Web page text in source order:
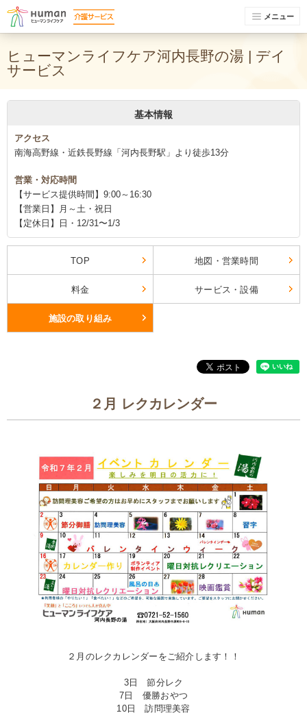
メニュー
ヒューマンライフケア河内長野の湯 | デイ
サービス
基本情報
アクセス
南海高野線・近鉄長野線「河内長野駅」より徒歩13分
営業・対応時間
【サービス提供時間】9:00～16:30
【営業日】月～土・祝日
【定休日】日・12/31〜1/3
TOP 地図・営業時間
料金 サービス・設備
施設の取り組み
２月 レクカレンダー
２月のレクカレンダーをご紹介します！！
3日 節分レク
7日 優勝おやつ
10日 訪問理美容